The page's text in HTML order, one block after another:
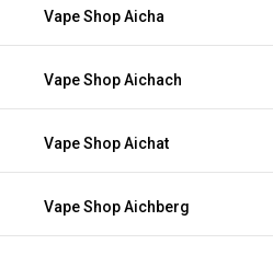
Vape Shop Aicha
Vape Shop Aichach
Vape Shop Aichat
Vape Shop Aichberg